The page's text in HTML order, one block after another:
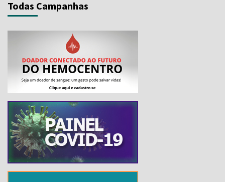
Todas Campanhas